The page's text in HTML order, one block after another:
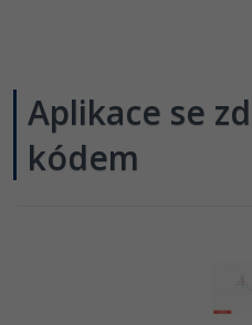
Aplikace se
kódem